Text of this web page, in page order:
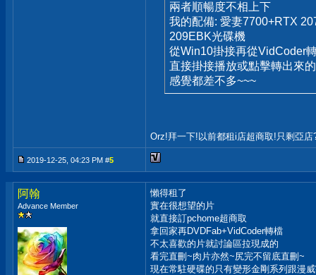
兩者順暢度不相上下
我的配備: 愛妻7700+RTX
209EBK光碟機
從Win10掛接再從VidCoder
直接掛接播放或點擊轉出來
感覺都差不多~~~
Orz!拜一下!以前都租i店超商取!只剩亞店
2019-12-25, 04:23 PM #5
阿翰
Advance Member
懶得租了
實在很想望的片
就直接訂pchome超商取
拿回家再DVDFab+VidCoder轉檔
不太喜歡的片就討論區拉現成的
看完直刪~肉片亦然~尻完不留底直刪~
現在常駐硬碟的只有變形金剛系列跟漫